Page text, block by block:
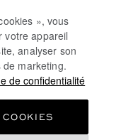
», vous
votre appareil
analyser son
marketing.
de confidentialité